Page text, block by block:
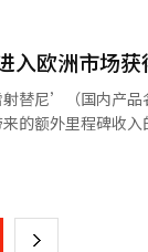
”。尤汉制药凭
通过免疫球蛋白制
长而改变了业绩
“雷克拉”的技术
国市场的增长，
加了成本负担，
欧洲市场
替尼’（国内产
的额外里程碑收
进入及各主要国家的
年联合开发进展
下